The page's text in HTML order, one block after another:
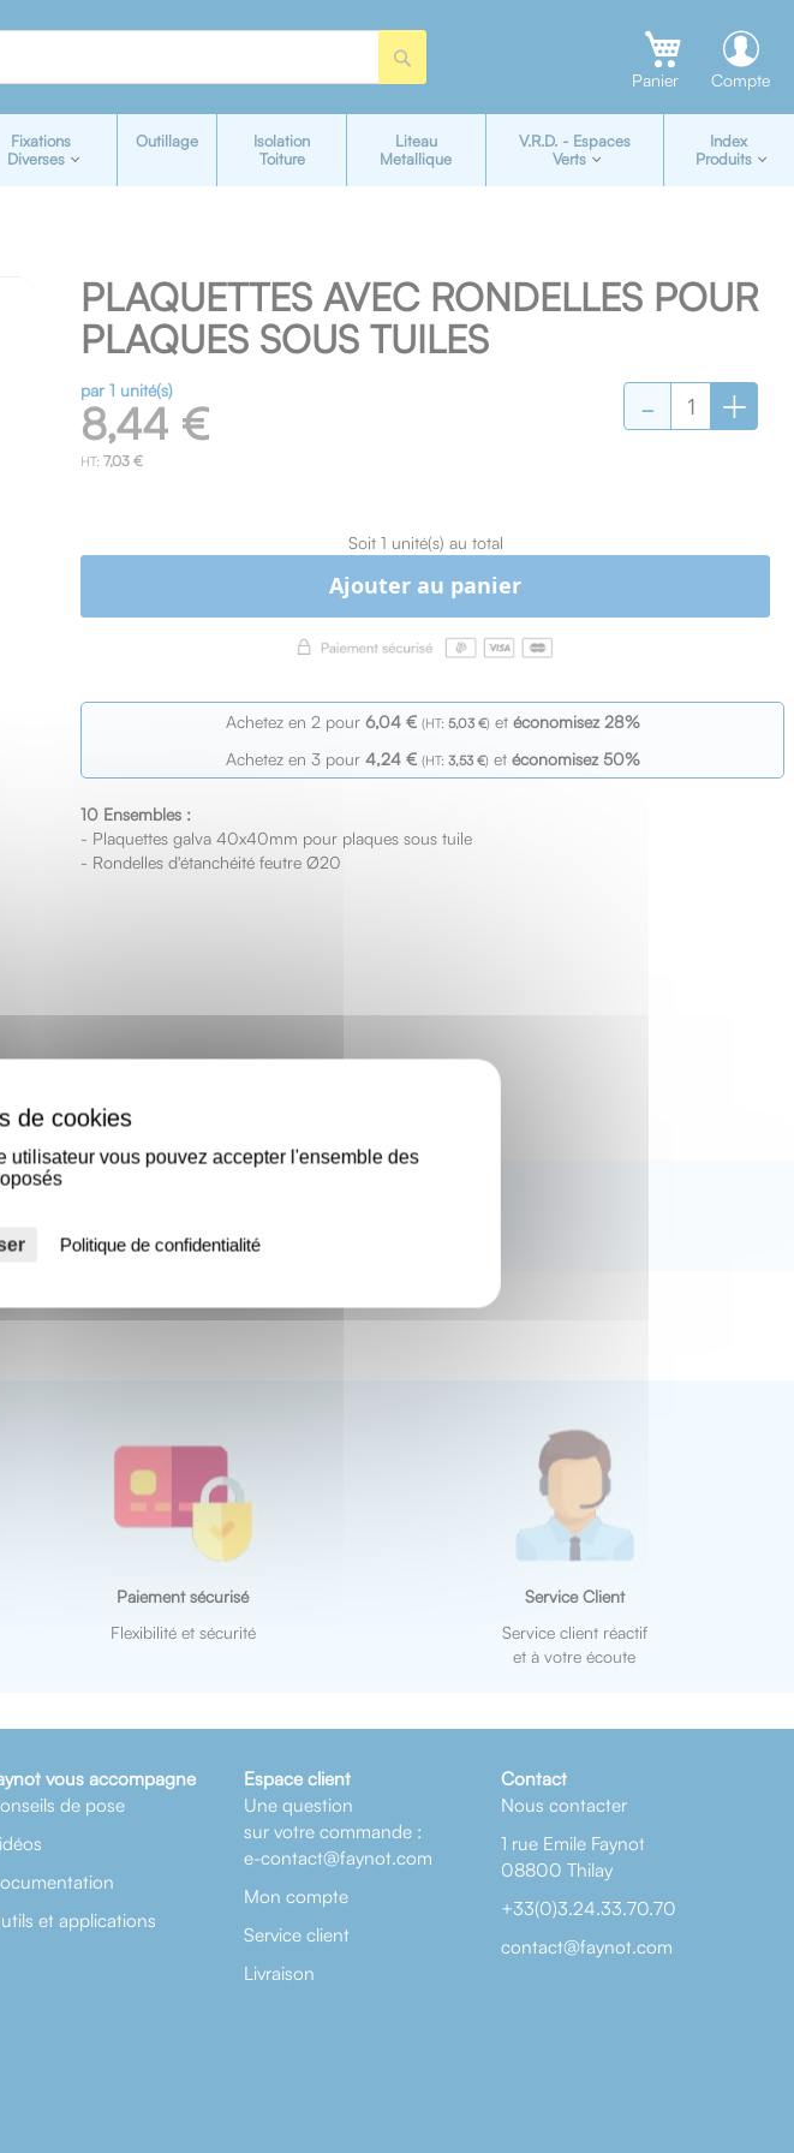
Compte
Panier
Fixations
Diverses
Outillage
Isolation
Toiture
Liteau
Metallique
V.R.D. - Espaces
Verts
Index
Produits
PLAQUETTES AVEC RONDELLES POUR
PLAQUES SOUS TUILES
par 1 unité(s)
8,44 €
7,03 €
- +
Soit 1 unité(s) au total
Ajouter au panier
Achetez en 2 pour 6,04 € 5,03 € et économisez28%
Achetez en 3 pour 4,24 € 3,53 € et économisez50%
10 Ensembles :
- Plaquettes galva 40x40mm pour plaques sous tuile
- Rondelles d'étanchéité feutre Ø20
Paiement sécurisé
Flexibilité et sécurité
Service Client
Service client réactif
et à votre écoute
vous accompagne
de pose
et applications
Espace client
Une question
sur votre commande :
e-contact@faynot.com
Mon compte
Service client
Livraison
Contact
Nous contacter
1 rue Emile Faynot
08800 Thilay
+33(0)3.24.33.70.70
contact@faynot.com
vous pouvez accepter l'ensemble des
Politique de confidentialité